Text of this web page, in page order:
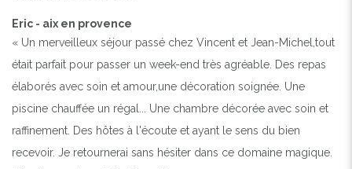
Eric - aix en provence
« Un merveilleux séjour passé chez Vincent et Jean-Michel,tout
était parfait pour passer un week-end très agréable. Des repas
élaborés avec soin et amour,une décoration soignée. Une
piscine chauffée un régal... Une chambre décorée avec soin et
raffinement. Des hôtes à l'écoute et ayant le sens du bien
recevoir. Je retournerai sans hésiter dans ce domaine magique.